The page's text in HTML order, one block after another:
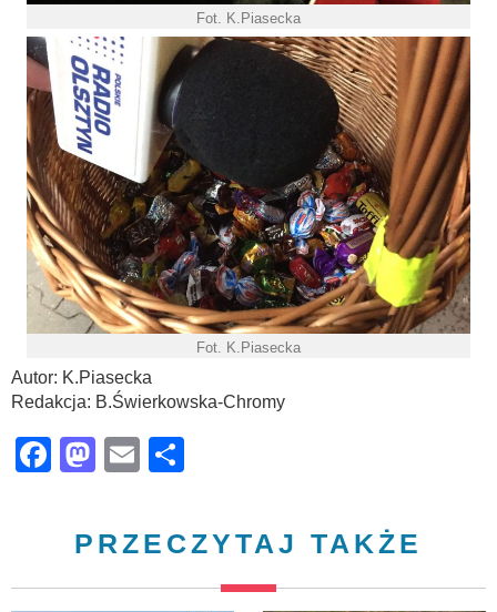
Fot. K.Piasecka
Fot. K.Piasecka
Autor: K.Piasecka
Redakcja: B.Świerkowska-Chromy
Facebook
Mastodon
Email
PRZECZYTAJ TAKŻE